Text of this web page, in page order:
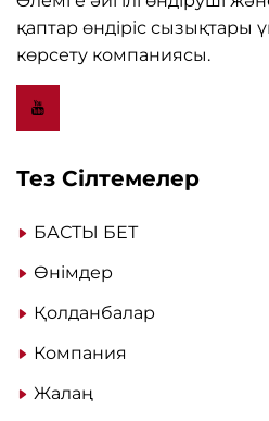
қаптар өндіріс сызықтары
көрсету компаниясы.
Тез Сілтемелер
БАСТЫ БЕТ
Өнімдер
Қолданбалар
Компания
Жалаң